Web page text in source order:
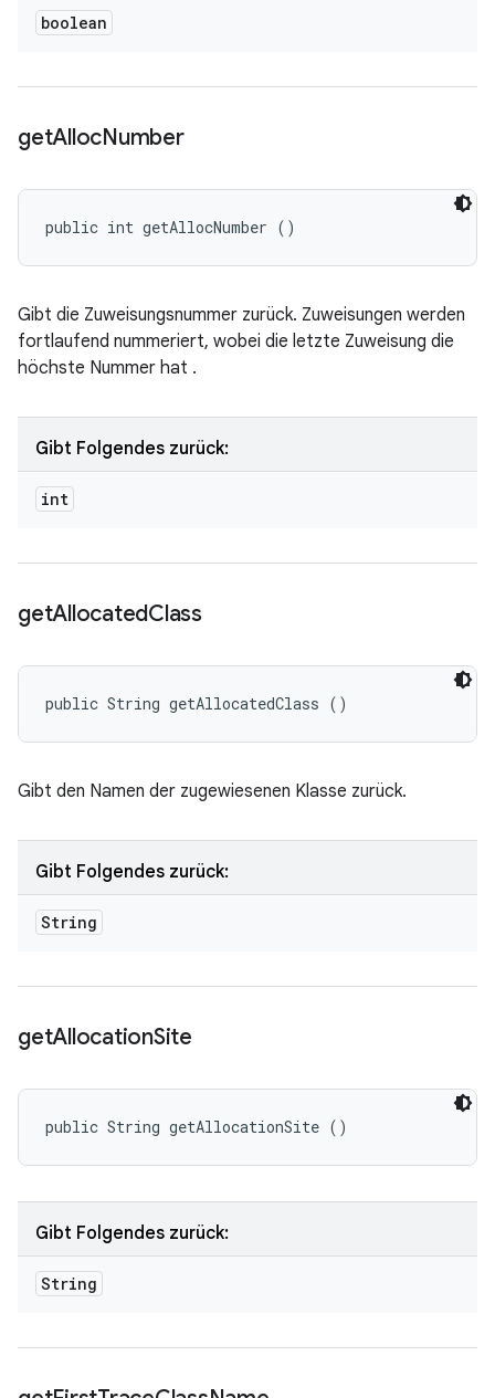
boolean
getAllocNumber
public int getAllocNumber ()
Gibt die Zuweisungsnummer zurück. Zuweisungen werden
fortlaufend nummeriert, wobei die letzte Zuweisung die
höchste Nummer hat .
Gibt Folgendes zurück:
int
getAllocatedClass
public String getAllocatedClass ()
Gibt den Namen der zugewiesenen Klasse zurück.
Gibt Folgendes zurück:
String
getAllocationSite
public String getAllocationSite ()
Gibt Folgendes zurück:
String